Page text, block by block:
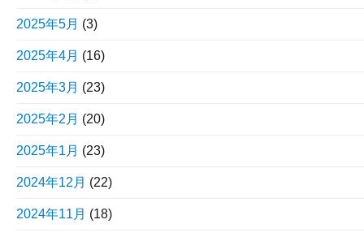
2025年5月 (3)
2025年4月 (16)
2025年3月 (23)
2025年2月 (20)
2025年1月 (23)
2024年12月 (22)
2024年11月 (18)